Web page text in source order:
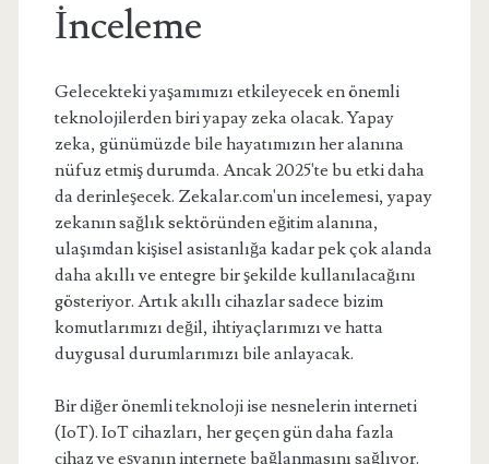
İnceleme
Gelecekteki yaşamımızı etkileyecek en önemli
teknolojilerden biri yapay zeka olacak. Yapay
zeka, günümüzde bile hayatımızın her alanına
nüfuz etmiş durumda. Ancak 2025'te bu etki daha
da derinleşecek. Zekalar.com'un incelemesi, yapay
zekanın sağlık sektöründen eğitim alanına,
ulaşımdan kişisel asistanlığa kadar pek çok alanda
daha akıllı ve entegre bir şekilde kullanılacağını
gösteriyor. Artık akıllı cihazlar sadece bizim
komutlarımızı değil, ihtiyaçlarımızı ve hatta
duygusal durumlarımızı bile anlayacak.
Bir diğer önemli teknoloji ise nesnelerin interneti
(IoT). IoT cihazları, her geçen gün daha fazla
cihaz ve eşyanın internete bağlanmasını sağlıyor.